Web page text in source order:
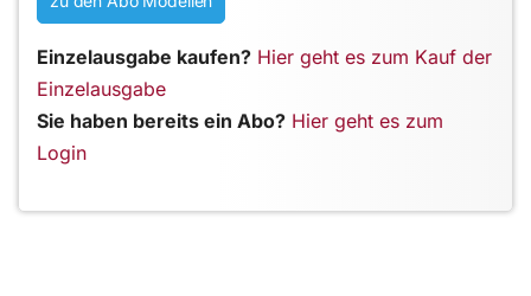
Einzelausgabe kaufen? Hier geht es zum Kauf der
Einzelausgabe
Sie haben bereits ein Abo? Hier geht es zum
Login